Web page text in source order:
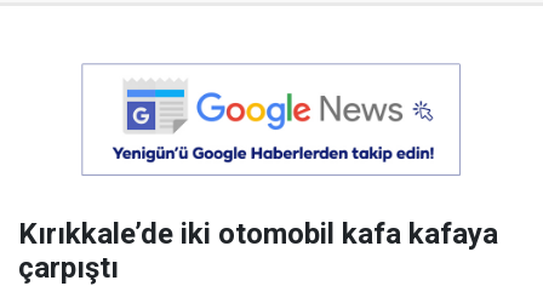
Kırıkkale’de iki otomobil kafa kafaya
çarpıştı